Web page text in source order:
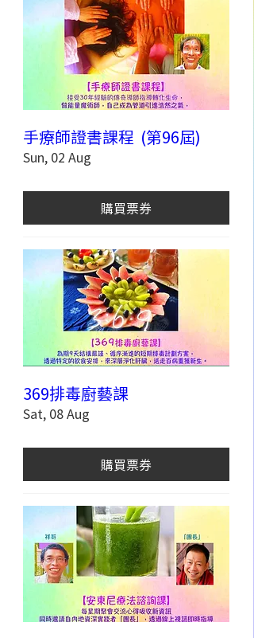
手療師證書課程 (第96屆)
Sun, 02 Aug
購買票券
369排毒廚藝課
Sat, 08 Aug
購買票券